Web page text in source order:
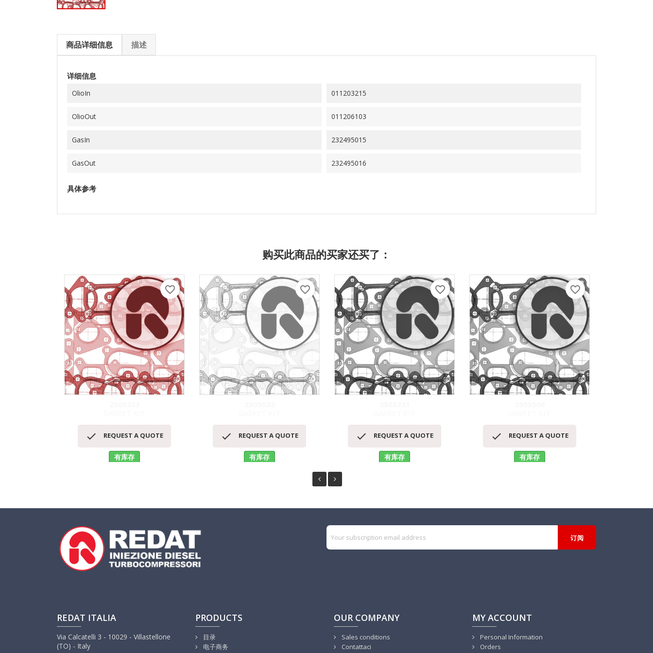
商品详细信息 描述
详细信息
OlioIn 011203215
OlioOut 011206103
GasIn 232495015
GasOut 232495016
具体参考
购买此商品的买家还买了：
快速查看
 REQUEST A QUOTE
有库存
favorite_border
快速查看
 REQUEST A QUOTE
有库存
favorite_border
快速查看
 REQUEST A QUOTE
有库存
favorite_border
快速查看
 REQUEST A QUOTE
有库存
favorite_border
REDAT ITALIA
Via Calcatelli 3 - 10029 - Villastellone
(TO) - Italy
PRODUCTS
目录
电子商务
OUR COMPANY
Sales conditions
Contattaci
MY ACCOUNT
Personal Information
Orders